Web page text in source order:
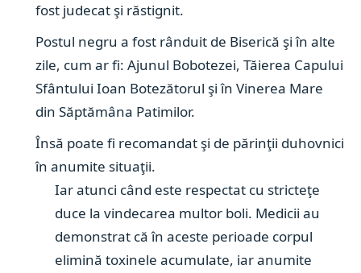
fost judecat şi răstignit.
Postul negru a fost rânduit de Biserică şi în alte
zile, cum ar fi: Ajunul Bobotezei, Tăierea Capului
Sfântului Ioan Botezătorul şi în Vinerea Mare
din Săptămâna Patimilor.
Însă poate fi recomandat şi de părinţii duhovnici
în anumite situaţii.
Iar atunci când este respectat cu stricteţe
duce la vindecarea multor boli. Medicii au
demonstrat că în aceste perioade corpul
elimină toxinele acumulate, iar anumite